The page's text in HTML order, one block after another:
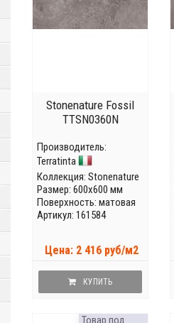
Stonenature Fossil
TTSN0360N
Производитель:
Terratinta
Коллекция: Stonenature
Размер: 600x600 мм
Поверхность: матовая
Артикул: 161584
Цена: 2 416 руб/м2
КУПИТЬ
Товар под